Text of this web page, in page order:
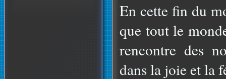
En cette fin du
que tout le
rencontre des
dans la joie et la